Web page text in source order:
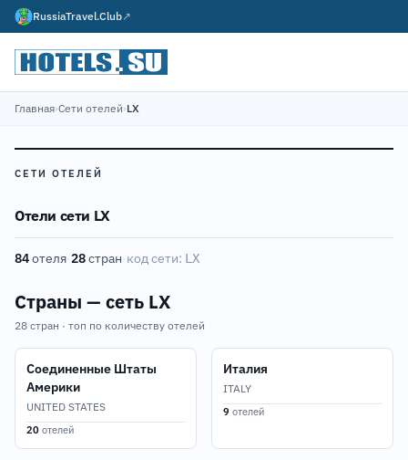
RussiaTravel.Club↗
Главная›Сети отелей›LX
СЕТИ ОТЕЛЕЙ
Отели сети LX
84отеля·28стран·код сети: LX
Страны — сеть LX
28 стран · топ по количеству отелей
Соединенные Штаты
Америки
UNITED STATES
20 отелей
Италия
ITALY
9 отелей